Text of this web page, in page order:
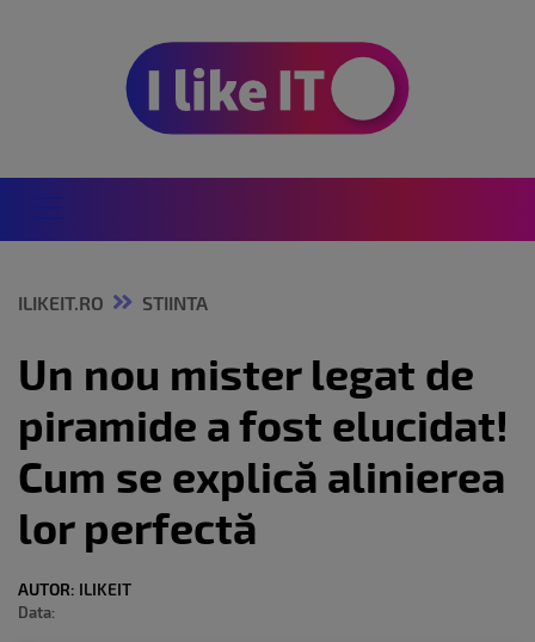
ILIKEIT.RO STIINTA
Un nou mister legat de
piramide a fost elucidat!
Cum se explică alinierea
lor perfectă
AUTOR: ILIKEIT
Data: